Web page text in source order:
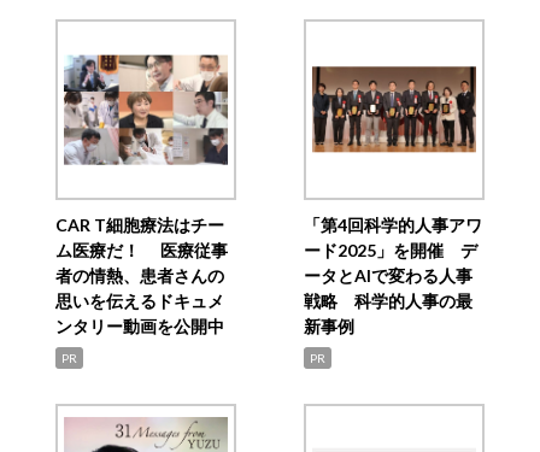
CAR T細胞療法はチー
ム医療だ！ 医療従事
者の情熱、患者さんの
思いを伝えるドキュメ
ンタリー動画を公開中
PR
「第4回科学的人事アワ
ード2025」を開催 デ
ータとAIで変わる人事
戦略 科学的人事の最
新事例
PR